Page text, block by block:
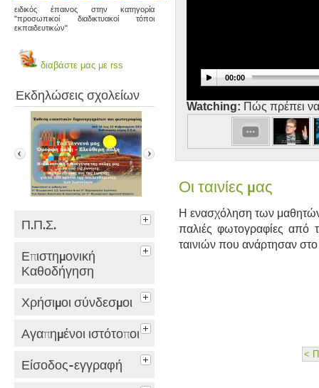
ειδικός έπαινος στην κατηγορία
"προσωπικοί διαδικτυακοί τόποι
εκπαιδευτικών"
διαβάστε μας με rss
Εκδηλώσεις σχολείων
έκθεση εικαστικών
δημιουργημάτων και φαν…
Π.Π.Σ.
Επιστημονική
Καθοδήγηση
Χρήσιμοι σύνδεσμοι
Αγαπημένοι ιστότοποι
Είσοδος-εγγραφή
00:00
Watching: Πώς πρέπει
Οι ταινίες μας
Η ενασχόληση των
παλιές φωτογραφίες από
ταινιών που ανάρτησαν
<